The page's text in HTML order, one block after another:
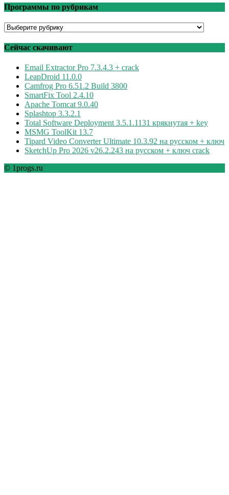
Программы по рубрикам
Программы
рубрикам
Сейчас скачивают
Email Extractor Pro 7.3.4.3 + crack
LeapDroid 11.0.0
Camfrog Pro 6.51.2 Build 3800
SmartFix Tool 2.4.10
Apache Tomcat 9.0.40
Splashtop 3.3.2.1
Total Software Deployment 3.5.1.1131 крякнутая + key
MSMG ToolKit 13.7
Tipard Video Converter Ultimate 10.3.92 на русском + ключ
SketchUp Pro 2026 v26.2.243 на русском + ключ crack
© 1progs.ru